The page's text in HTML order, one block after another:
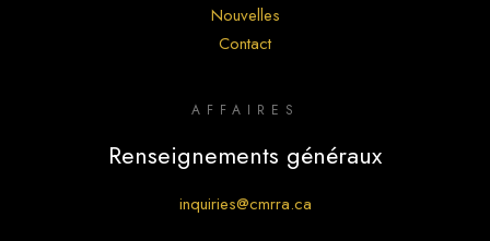
Nouvelles
Contact
AFFAIRES
Renseignements généraux
inquiries@cmrra.ca